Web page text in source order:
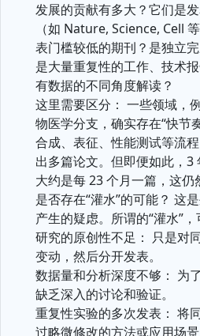
发展的贡献有多大？它们是
（如 Nature, Science, Cell
表门槛较低的期刊？是独立
是大量重复性的工作、技术
有数据的不同角度解读？
这里需要区分： 一些领域，
物医学分支，确实存在“快节
合成、表征、性能测试等流
出多篇论文。但即便如此，3
大约是每 23 个月一篇，这仍
是否存在“灌水”的可能？ 这
产生的疑虑。所谓的“灌水”，
研究的原创性不足： 只是对
变动，然后分开发表。
数据量和分析深度不够： 为
缺乏深入的讨论和验证。
重复性实验的多次发表： 将
过略微修改的方法或应用场景